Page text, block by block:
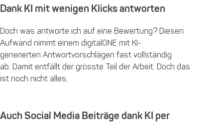
Dank KI mit wenigen Klicks antworten
Doch was antworte ich auf eine Bewertung? Diesen
Aufwand nimmt einem digitalONE mit KI-
generierten Antwortvorschlägen fast vollständig
ab. Damit entfällt der grösste Teil der Arbeit. Doch das
ist noch nicht alles.
Auch Social Media Beiträge dank KI per